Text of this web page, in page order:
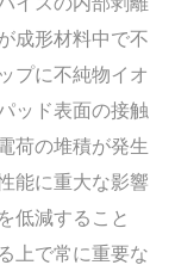
成形材料中で不
プに不純物イオ
ッド表面の接触
荷の堆積が発生
能に重大な影響
低減すること
上で常に重要な